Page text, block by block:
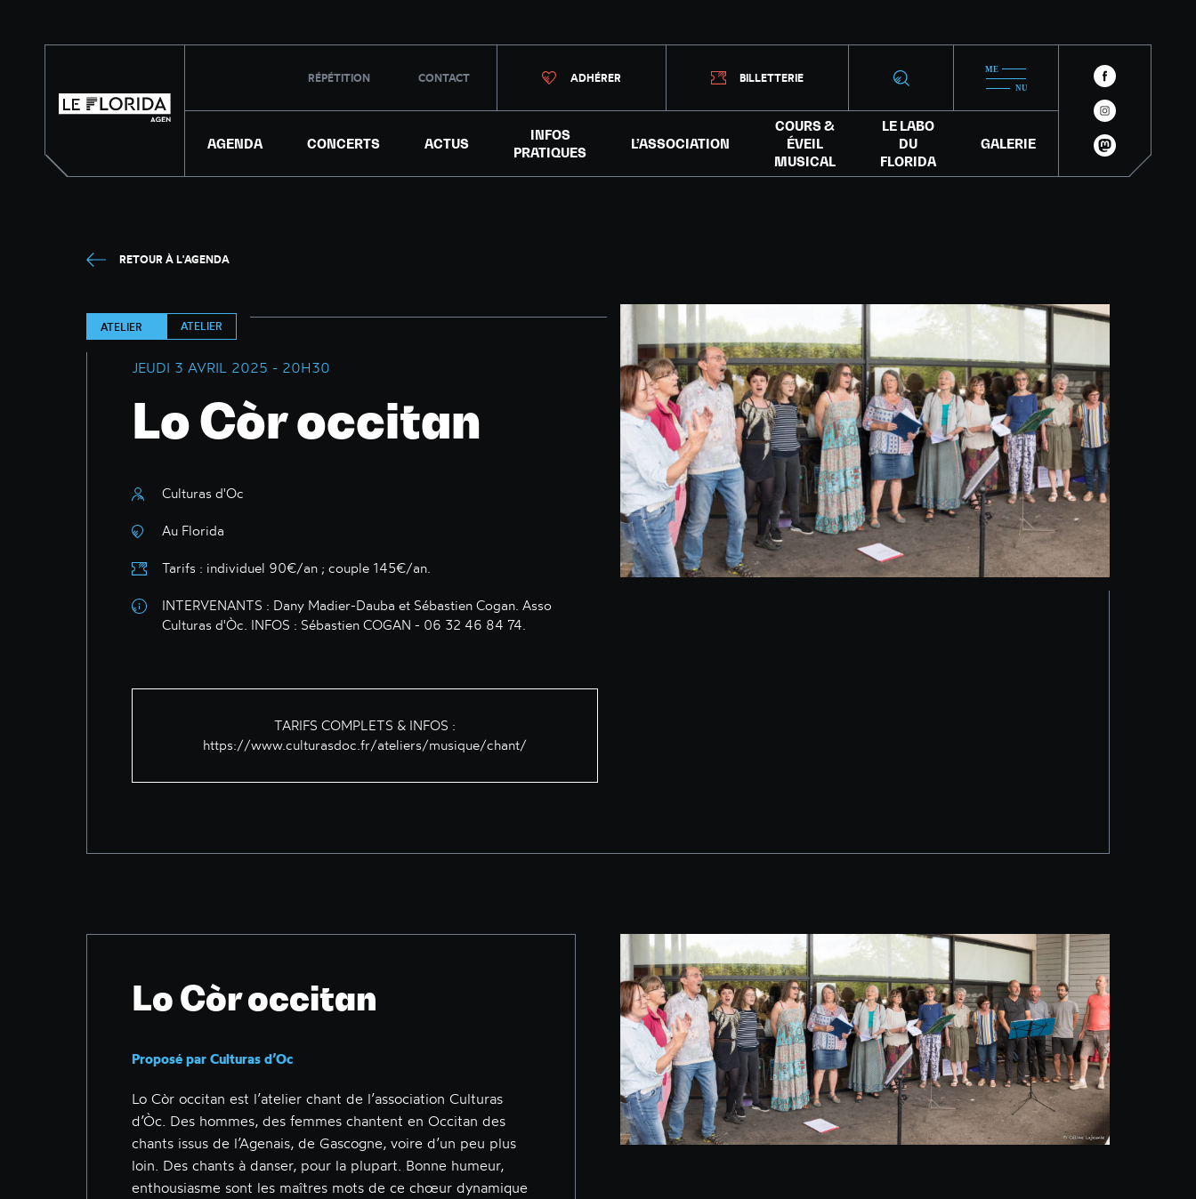
RÉPÉTITION CONTACT ADHÉRER BILLETTERIE
AGENDA CONCERTS ACTUS
INFOS
PRATIQUES
L’ASSOCIATION
COURS &
ÉVEIL
MUSICAL
LE LABO
DU
FLORIDA
GALERIE
RETOUR À L'AGENDA
ATELIER ATELIER
JEUDI 3 AVRIL 2025 - 20H30
Lo Còr occitan
Culturas d'Oc
Au Florida
Tarifs : individuel 90€/an ; couple 145€/an.
INTERVENANTS : Dany Madier-Dauba et Sébastien Cogan. Asso
Culturas d'Òc. INFOS : Sébastien COGAN - 06 32 46 84 74.
TARIFS COMPLETS & INFOS :
https://www.culturasdoc.fr/ateliers/musique/chant/
Lo Còr occitan
Proposé par Culturas d’Oc
Lo Còr occitan est l’atelier chant de l’association Culturas
d’Òc. Des hommes, des femmes chantent en Occitan des
chants issus de l’Agenais, de Gascogne, voire d’un peu plus
loin. Des chants à danser, pour la plupart. Bonne humeur,
enthousiasme sont les maîtres mots de ce chœur dynamique